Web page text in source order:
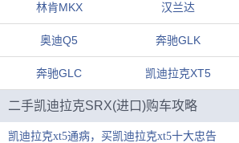
林肯MKX 汉兰达
奥迪Q5 奔驰GLK
奔驰GLC 凯迪拉克XT5
二手凯迪拉克SRX(进口)购车攻略
凯迪拉克xt5通病，买凯迪拉克xt5十大忠告